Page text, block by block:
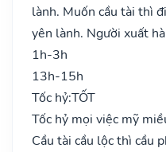
lành. Muốn cầu tài thì
yên lành. Người xuất
1h-3h
13h-15h
Tốc hỷ:TỐT
Tốc hỷ mọi việc mỹ
Cầu tài cầu lộc thì cầu